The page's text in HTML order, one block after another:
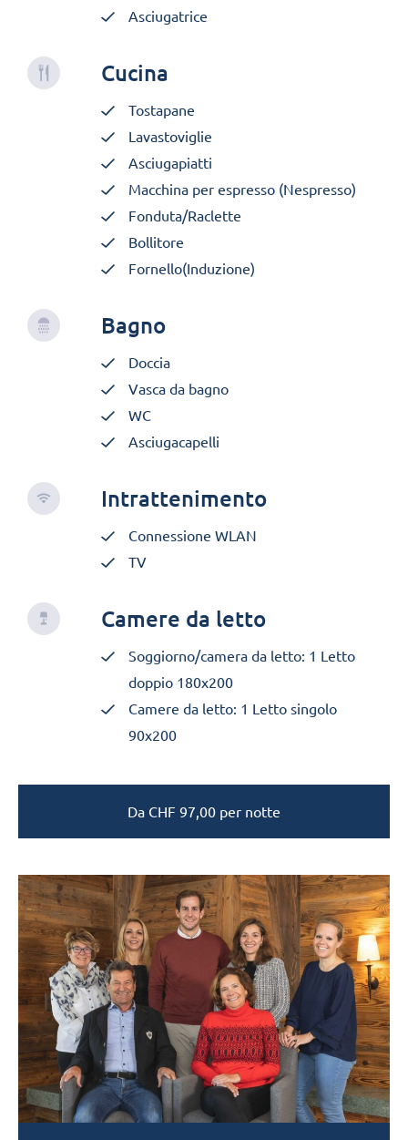
Asciugatrice
Cucina
Tostapane
Lavastoviglie
Asciugapiatti
Macchina per espresso (Nespresso)
Fonduta/Raclette
Bollitore
Fornello(Induzione)
Bagno
Doccia
Vasca da bagno
WC
Asciugacapelli
Intrattenimento
Connessione WLAN
TV
Camere da letto
Soggiorno/camera da letto: 1 Letto
doppio 180x200
Camere da letto: 1 Letto singolo
90x200
Da CHF 97,00 per notte